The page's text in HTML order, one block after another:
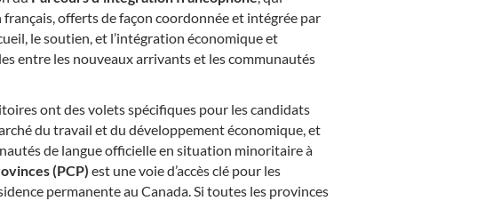
offerts de façon coordonnée et intégrée par
le soutien, et l’intégration économique et
entre les nouveaux arrivants et les communautés
ont des volets spécifiques pour les candidats
du travail et du développement économique, et
de langue officielle en situation minoritaire à
(PCP) est une voie d’accès clé pour les
permanente au Canada. Si toutes les provinces